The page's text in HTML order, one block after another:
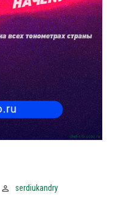
serdiukandry